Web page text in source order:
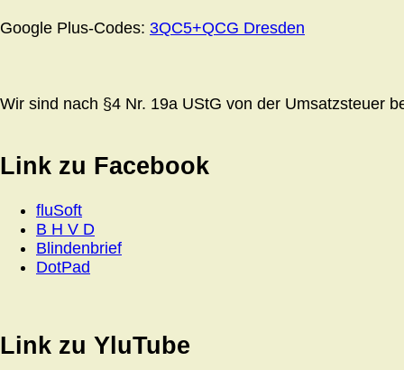
Google Plus-Codes: 3QC5+QCG Dresden
Wir sind nach §4 Nr. 19a UStG von der Umsatzsteuer
Link zu Facebook
fluSoft
B H V D
Blindenbrief
DotPad
Link zu YluTube